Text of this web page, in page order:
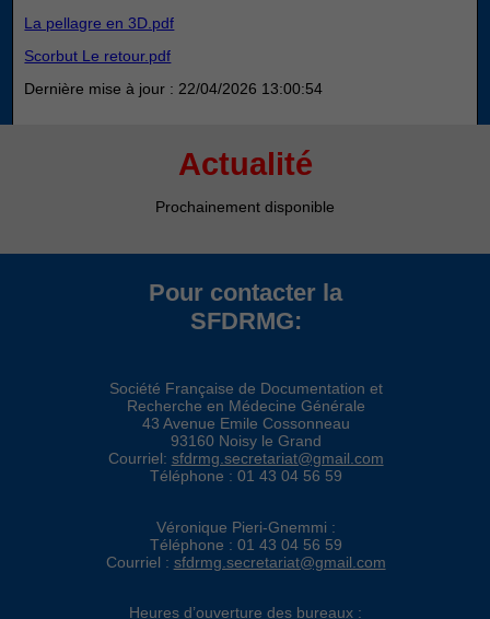
La pellagre en 3D.pdf
Scorbut Le retour.pdf
Dernière mise à jour : 22/04/2026 13:00:54
Actualité
Prochainement disponible
Pour contacter la
SFDRMG:
Société Française de Documentation et
Recherche en Médecine Générale
43 Avenue Emile Cossonneau
93160 Noisy le Grand
Courriel: sfdrmg.secretariat@gmail.com
Téléphone : 01 43 04 56 59
Véronique Pieri-Gnemmi :
Téléphone : 01 43 04 56 59
Courriel : sfdrmg.secretariat@gmail.com
Heures d’ouverture des bureaux :